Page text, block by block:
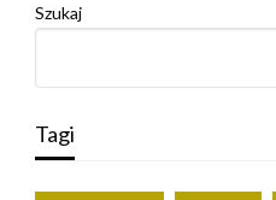
Szukaj
Tagi